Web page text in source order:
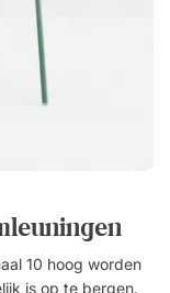
10 hoog worden
is op te bergen.